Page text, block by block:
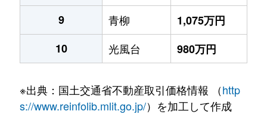
9
青柳
1,075万円
10
光風台 980万円
※出典：国土交通省不動産取引価格情報 （http
s://www.reinfolib.mlit.go.jp/）を加工して作成